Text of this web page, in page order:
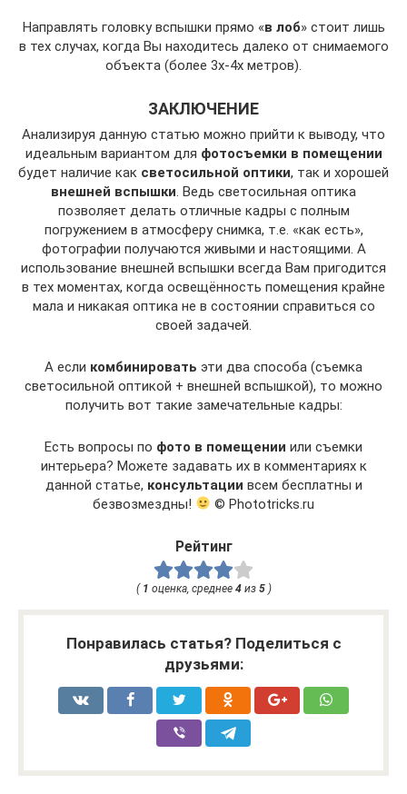
Направлять головку вспышки прямо «в лоб» стоит лишь
в тех случах, когда Вы находитесь далеко от снимаемого
объекта (более 3х-4х метров).
ЗАКЛЮЧЕНИЕ
Анализируя данную статью можно прийти к выводу, что
идеальным вариантом для фотосъемки в помещении
будет наличие как светосильной оптики, так и хорошей
внешней вспышки . Ведь светосильная оптика
позволяет делать отличные кадры с полным
погружением в атмосферу снимка, т.е. «как есть»,
фотографии получаются живыми и настоящими. А
использование внешней вспышки всегда Вам пригодится
в тех моментах, когда освещённость помещения крайне
мала и никакая оптика не в состоянии справиться со
своей задачей.
А если комбинировать эти два способа (съемка
светосильной оптикой + внешней вспышкой), то можно
получить вот такие замечательные кадры:
Есть вопросы по фото в помещении или съемки
интерьера? Можете задавать их в комментариях к
данной статье, консультации всем бесплатны и
безвозмездны!
© Phototricks.ru
Рейтинг
( 1 оценка, среднее 4из 5)
Понравилась статья? Поделиться с
друзьями: